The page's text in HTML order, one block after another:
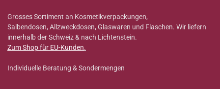
Grosses Sortiment an Kosmetikverpackungen,
Salbendosen, Allzweckdosen, Glaswaren und Flaschen. Wir liefern
innerhalb der Schweiz & nach Lichtenstein.
Zum Shop für EU-Kunden.
Individuelle Beratung & Sondermengen